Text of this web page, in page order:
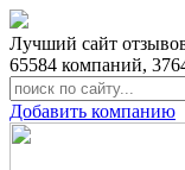
Лучший сайт
65584 компаний,
Добавить компанию